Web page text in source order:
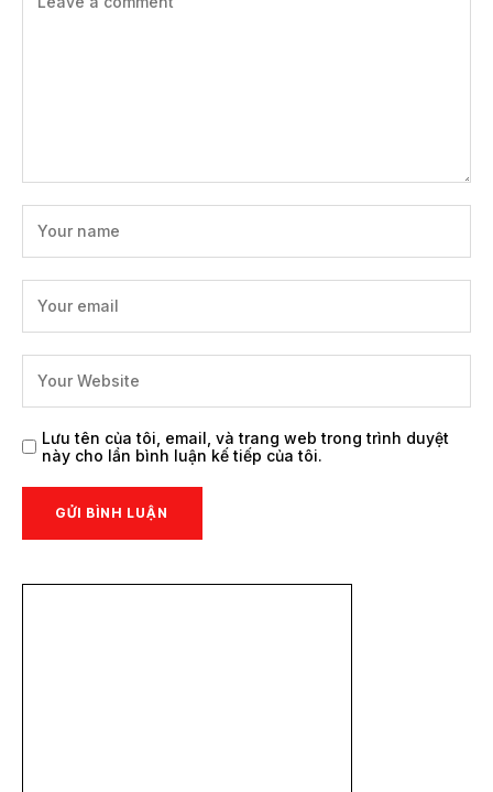
Lưu tên của tôi, email, và trang web trong trình duyệt
này cho lần bình luận kế tiếp của tôi.